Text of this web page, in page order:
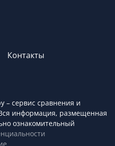
Контакты
– сервис cравнения и
информация, размещенная
ознакомительный